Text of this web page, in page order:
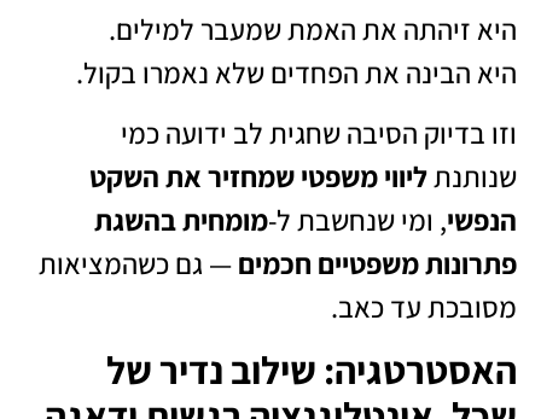
היא זיהתה את האמת שמעבר למילים.
היא הבינה את הפחדים שלא נאמרו בקול.
וזו בדיוק הסיבה שחגית לב ידועה כמי
שנותנתליווי משפטי שמחזיר את השקט
הנפשי, ומי שנחשבת ל-מומחית בהשגת
פתרונות משפטיים חכמים— גם כשהמציאות
מסובכת עד כאב.
האסטרטגיה: שילוב נדיר של